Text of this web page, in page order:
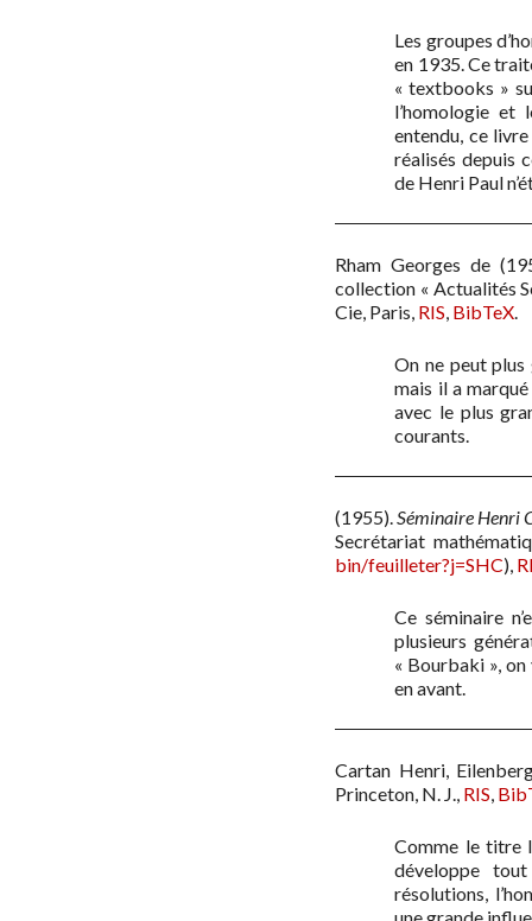
Les groupes
en 1935. Ce
« textbooks »
l’homologie et
entendu, ce
réalisés depuis
de Henri Paul
Rham Georges de
collection « Actualités
Cie, Paris RIS BibTeX
On ne peut
mais il a
avec le plus
courants.
(1955) Séminaire Henri
Secrétariat
bin/feuilleter?j=SHC)
Ce séminaire
plusieurs
« Bourbaki »,
en avant.
Cartan Henri,
Princeton, N. J. RIS
Comme le titre
développe
résolutions,
une grande